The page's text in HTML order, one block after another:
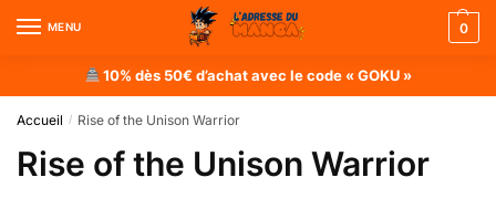
MENU 0
10% dès 50€ d’achat avec le code « GOKU »
Accueil / Rise of the Unison Warrior
Rise of the Unison Warrior